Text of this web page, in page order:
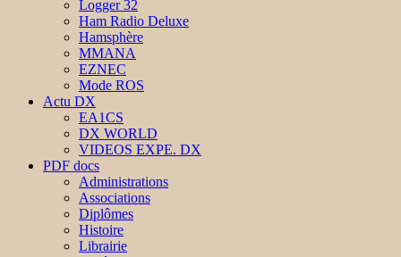
Logger 32
Ham Radio Deluxe
Hamsphère
MMANA
EZNEC
Mode ROS
Actu DX
EA1CS
DX WORLD
VIDEOS EXPE. DX
PDF docs
Administrations
Associations
Diplômes
Histoire
Librairie